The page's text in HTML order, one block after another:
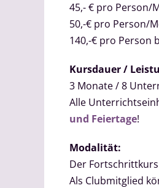
45,- € pro Person/
50,-€ pro Person/
140,-€ pro Person
Kursdauer /
3 Monate / 8
Alle
und Feiertage!
Modalität:
Der
Als Clubmitglied